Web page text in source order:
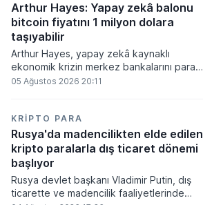
Arthur Hayes: Yapay zekâ balonu
bitcoin fiyatını 1 milyon dolara
taşıyabilir
Arthur Hayes, yapay zekâ kaynaklı
ekonomik krizin merkez bankalarını para
basmaya zorlayacağını ve bu durumun
kayıplarının tetikleyeceği kredi krizinin
küresel likidite artışına yol açacağını belirtti
ve bitcoinin bu süreçte en hızlı tepki veren
varlık olacağı vurguladı.
05 Ağustos 2026 20:11
KRIPTO PARA
Rusya'da madencilikten elde edilen
kripto paralarla dış ticaret dönemi
başlıyor
Rusya devlet başkanı Vladimir Putin, dış
ticarette ve madencilik faaliyetlerinde